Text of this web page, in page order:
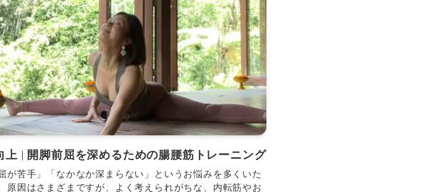
上 | 開脚前屈を深めるための腸腰筋トレーニング
が苦手」「なかなか深まらない」というお悩みを多くいた
原因はさまざまですが、よく考えられがちな、内転筋やお